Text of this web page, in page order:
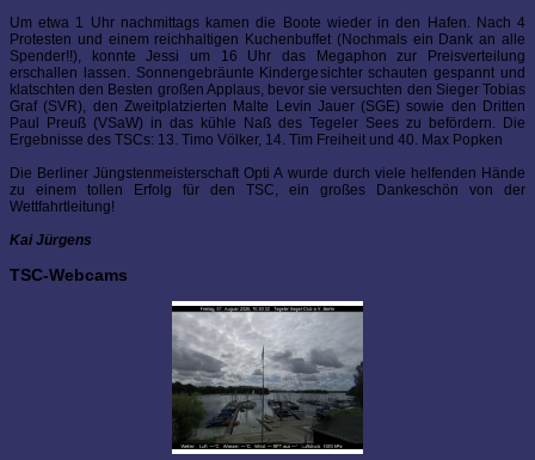
Um etwa 1 Uhr nachmittags kamen die Boote wieder in den Hafen. Nach 4
Protesten und einem reichhaltigen Kuchenbuffet (Nochmals ein Dank an alle
Spender!!), konnte Jessi um 16 Uhr das Megaphon zur Preisverteilung
erschallen lassen. Sonnengebräunte Kindergesichter schauten gespannt und
klatschten den Besten großen Applaus, bevor sie versuchten den Sieger Tobias
Graf (SVR), den Zweitplatzierten Malte Levin Jauer (SGE) sowie den Dritten
Paul Preuß (VSaW) in das kühle Naß des Tegeler Sees zu befördern. Die
Ergebnisse des TSCs: 13. Timo Völker, 14. Tim Freiheit und 40. Max Popken
Die Berliner Jüngstenmeisterschaft Opti A wurde durch viele helfenden Hände
zu einem tollen Erfolg für den TSC, ein großes Dankeschön von der
Wettfahrtleitung!
Kai Jürgens
TSC-Webcams